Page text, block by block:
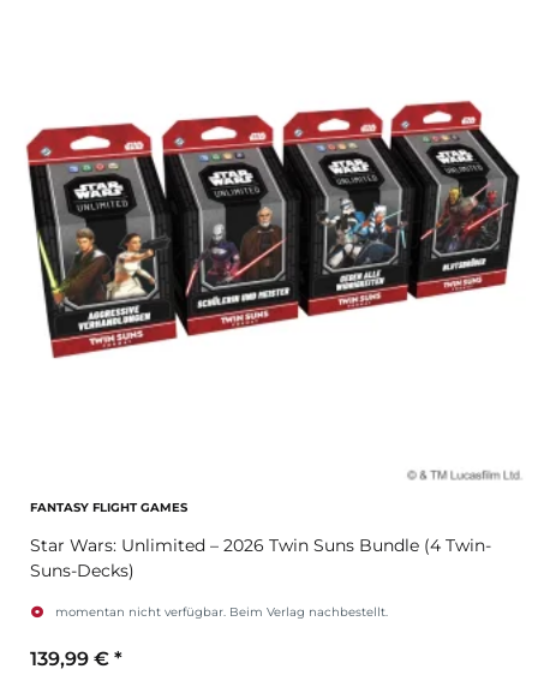
FANTASY FLIGHT GAMES
Star Wars: Unlimited – 2026 Twin Suns Bundle (4 Twin-
Suns-Decks)
momentan nicht verfügbar. Beim Verlag nachbestellt.
139,99 € *